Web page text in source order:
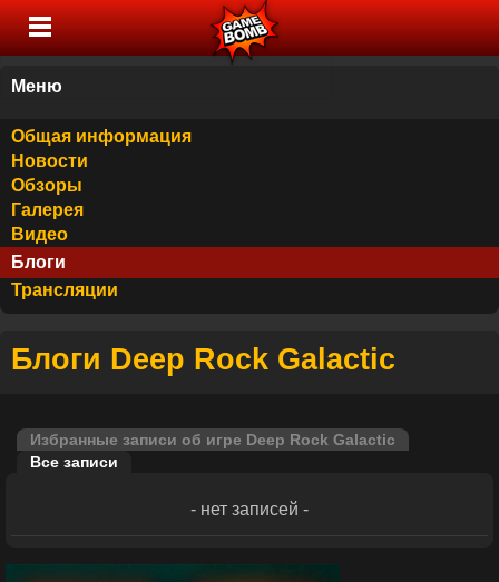
Меню
Общая информация
Новости
Обзоры
Галерея
Видео
Блоги
Трансляции
Блоги Deep Rock Galactic
Избранные записи об игре Deep Rock Galactic
Все записи
- нет записей -